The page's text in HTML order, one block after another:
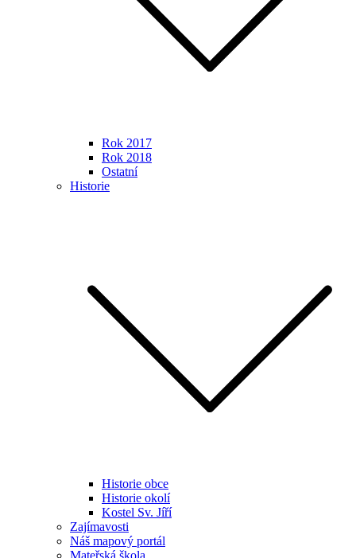
Rok 2017
Rok 2018
Ostatní
Historie
Historie obce
Historie okolí
Kostel Sv. Jíří
Zajímavosti
Náš mapový portál
Mateřská škola